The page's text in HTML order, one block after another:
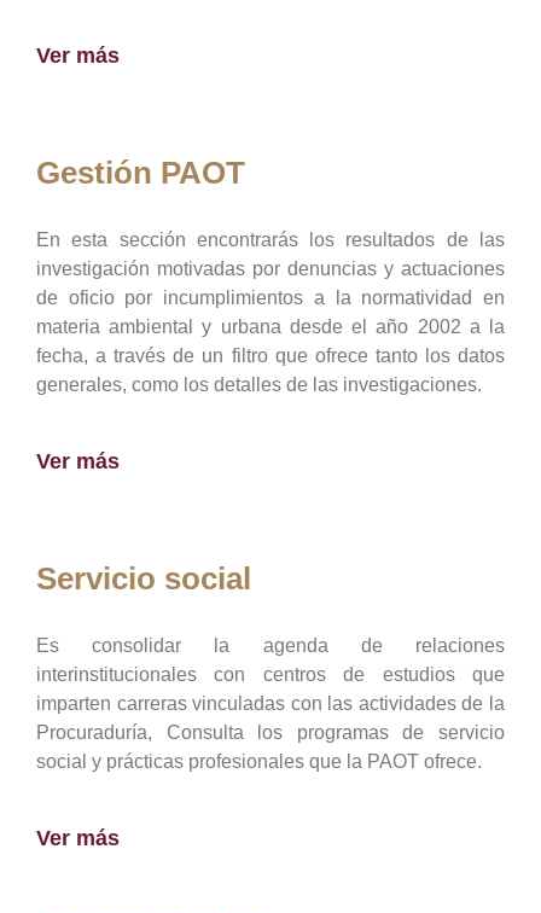
Ver más
Gestión PAOT
En esta sección encontrarás los resultados de las
investigación motivadas por denuncias y actuaciones
de oficio por incumplimientos a la normatividad en
materia ambiental y urbana desde el año 2002 a la
fecha, a través de un filtro que ofrece tanto los datos
generales, como los detalles de las investigaciones.
Ver más
Servicio social
Es consolidar la agenda de relaciones
interinstitucionales con centros de estudios que
imparten carreras vinculadas con las actividades de la
Procuraduría, Consulta los programas de servicio
social y prácticas profesionales que la PAOT ofrece.
Ver más